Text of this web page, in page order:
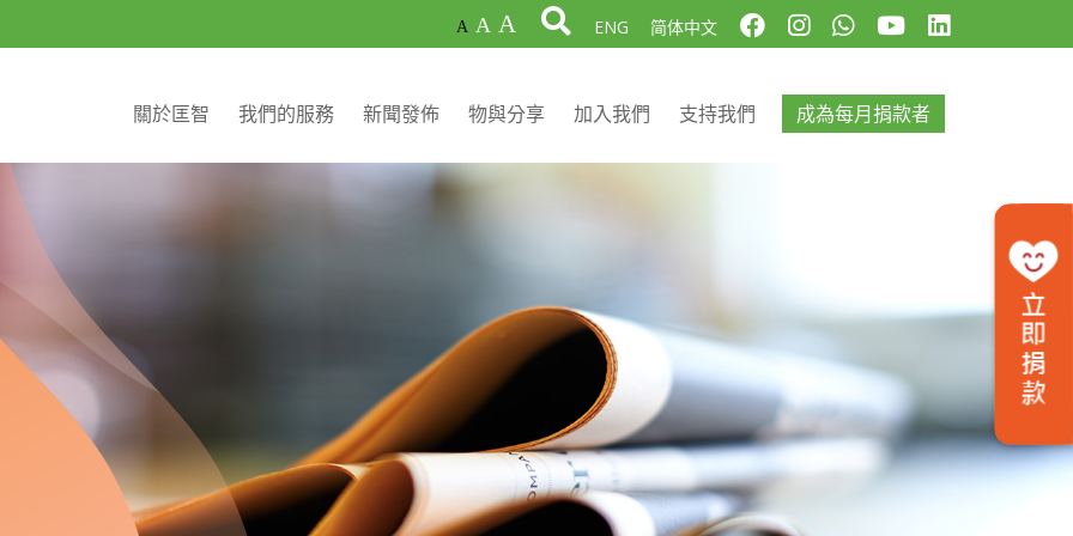
A A A ENG 简体中文
關於匡智 我們的服務 新聞發佈 物與分享 加入我們 支持我們 成為每月捐款者